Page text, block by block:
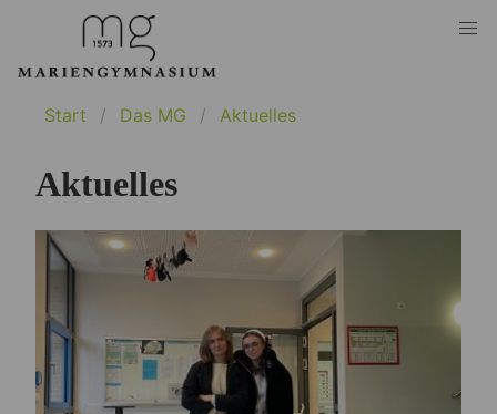
Start Das MG Aktuelles
Aktuelles